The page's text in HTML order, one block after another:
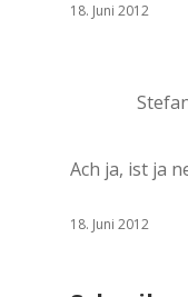
18. Juni 2012
Ach ja, ist ja
18. Juni 2012